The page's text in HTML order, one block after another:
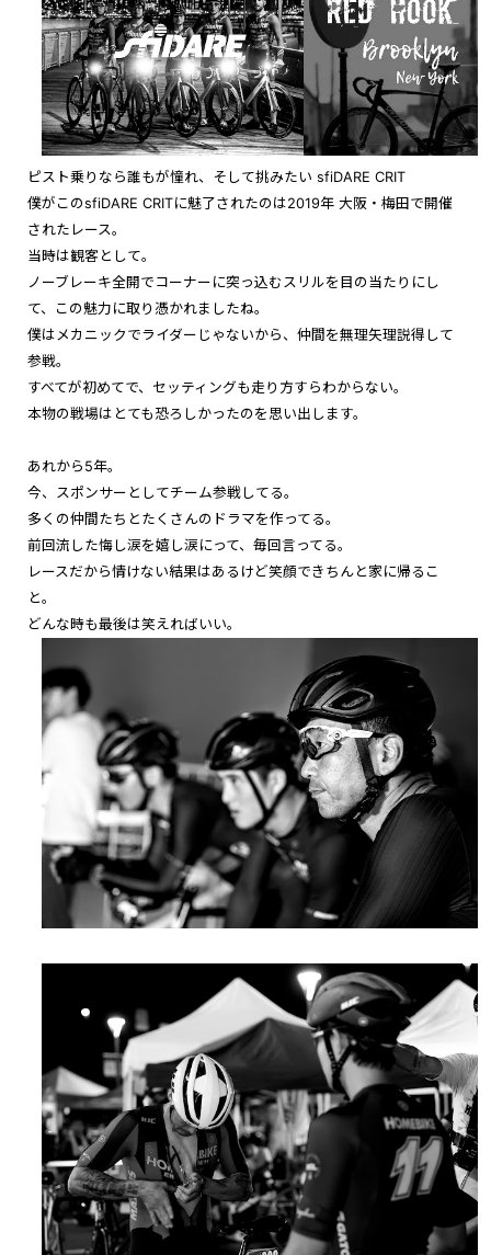
ピスト乗りなら誰もが憧れ、そして挑みたい sfiDARE CRIT
僕がこのsfiDARE CRITに魅了されたのは2019年 大阪・梅田で開催
されたレース。
当時は観客として。
ノーブレーキ全開でコーナーに突っ込むスリルを目の当たりにし
て、この魅力に取り憑かれましたね。
僕はメカニックでライダーじゃないから、仲間を無理矢理説得して
参戦。
すべてが初めてで、セッティングも走り方すらわからない。
本物の戦場はとても恐ろしかったのを思い出します。
あれから5年。
今、スポンサーとしてチーム参戦してる。
多くの仲間たちとたくさんのドラマを作ってる。
前回流した悔し涙を嬉し涙にって、毎回言ってる。
レースだから情けない結果はあるけど笑顔できちんと家に帰るこ
と。
どんな時も最後は笑えればいい。